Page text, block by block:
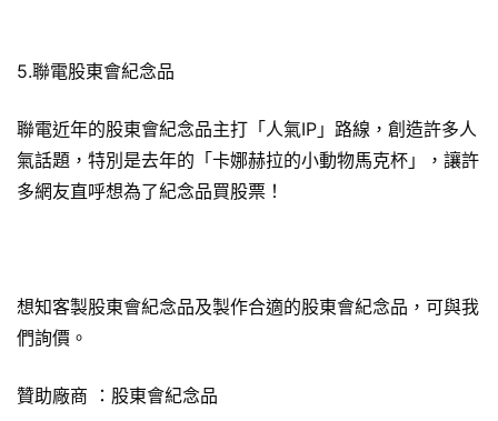
5.聯電股東會紀念品
聯電近年的股東會紀念品主打「人氣IP」路線，創造許多人
氣話題，特別是去年的「卡娜赫拉的小動物馬克杯」，讓許
多網友直呼想為了紀念品買股票！
想知客製股東會紀念品及製作合適的股東會紀念品，可與我
們詢價。
贊助廠商 ： 股東會紀念品